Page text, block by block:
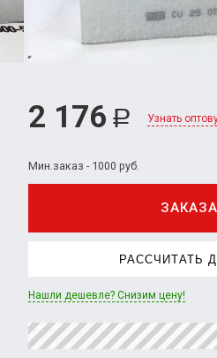
2 176 Р Узнать
Мин.заказ - 1000 руб.
РАССЧИТАТЬ
Нашли дешевле? Снизим цену!